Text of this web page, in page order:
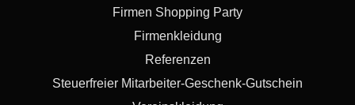
Firmen Shopping Party
Firmenkleidung
Referenzen
Steuerfreier Mitarbeiter-Geschenk-Gutschein